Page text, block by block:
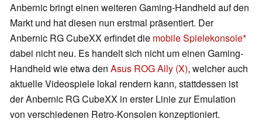
Anbernic bringt einen weiteren Gaming-Handheld auf den
Markt und hat diesen nun erstmal präsentiert. Der
Anbernic RG CubeXX erfindet die mobile Spielekonsole
dabei nicht neu. Es handelt sich nicht um einen Gaming-
Handheld wie etwa den Asus ROG Ally (X), welcher auch
aktuelle Videospiele lokal rendern kann, stattdessen ist
der Anbernic RG CubeXX in erster Linie zur Emulation
von verschiedenen Retro-Konsolen konzeptioniert.